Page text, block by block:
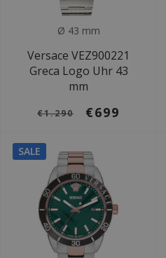
Ø 43 mm
Versace VEZ900221
Greca Logo Uhr 43
mm
€1.290 €699
SALE